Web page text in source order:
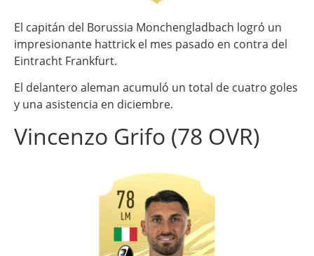
El capitán del Borussia Monchengladbach logró un
impresionante hattrick el mes pasado en contra del
Eintracht Frankfurt.
El delantero aleman acumuló un total de cuatro goles
y una asistencia en diciembre.
Vincenzo Grifo (78 OVR)